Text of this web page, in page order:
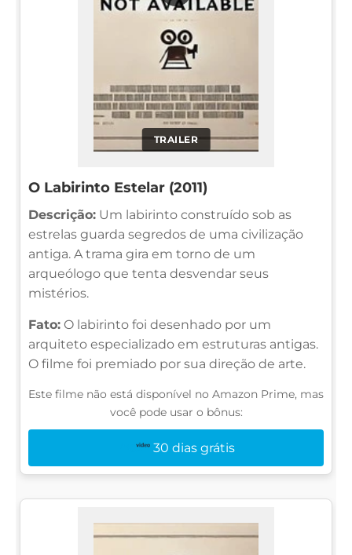
TRAILER
O Labirinto Estelar (2011)
Descrição: Um labirinto construído sob as
estrelas guarda segredos de uma civilização
antiga. A trama gira em torno de um
arqueólogo que tenta desvendar seus
mistérios.
Fato: O labirinto foi desenhado por um
arquiteto especializado em estruturas antigas.
O filme foi premiado por sua direção de arte.
Este filme não está disponível no Amazon Prime, mas
você pode usar o bônus:
30 dias grátis